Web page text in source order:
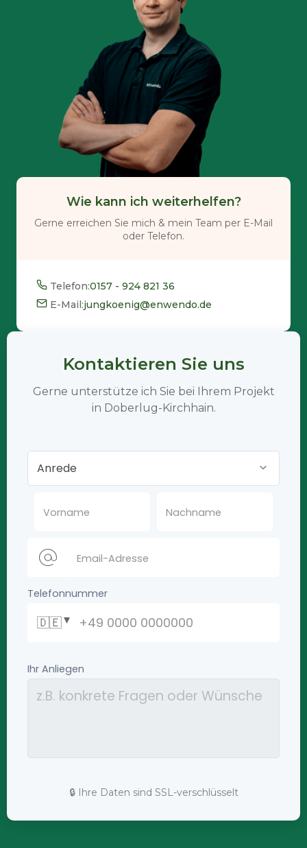
Wie kann ich weiterhelfen?
Gerne erreichen Sie mich & mein Team per E-Mail
oder Telefon.
Telefon:0157 - 924 821 36
E-Mail:jungkoenig@enwendo.de
Kontaktieren Sie uns
Gerne unterstütze ich Sie bei Ihrem Projekt
in Doberlug-Kirchhain.
🔒 Ihre Daten sind SSL-verschlüsselt